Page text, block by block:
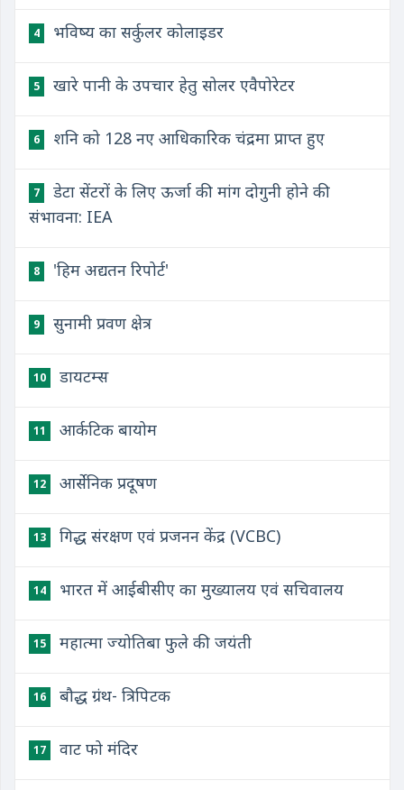
4 भविष्य का सर्कुलर कोलाइडर
5 खारे पानी के उपचार हेतु सोलर एवैपोरेटर
6 शनि को 128 नए आधिकारिक चंद्रमा प्राप्त हुए
7
डेटा सेंटरों के लिए ऊर्जा की मांग दोगुनी होने की
संभावना: IEA
8 'हिम अद्यतन रिपोर्ट'
9 सुनामी प्रवण क्षेत्र
10 डायटम्स
11 आर्कटिक बायोम
12 आर्सेनिक प्रदूषण
13 गिद्ध संरक्षण एवं प्रजनन केंद्र (VCBC)
14 भारत में आईबीसीए का मुख्यालय एवं सचिवालय
15 महात्मा ज्योतिबा फुले की जयंती
16 बौद्ध ग्रंथ- त्रिपिटक
17 वाट फो मंदिर